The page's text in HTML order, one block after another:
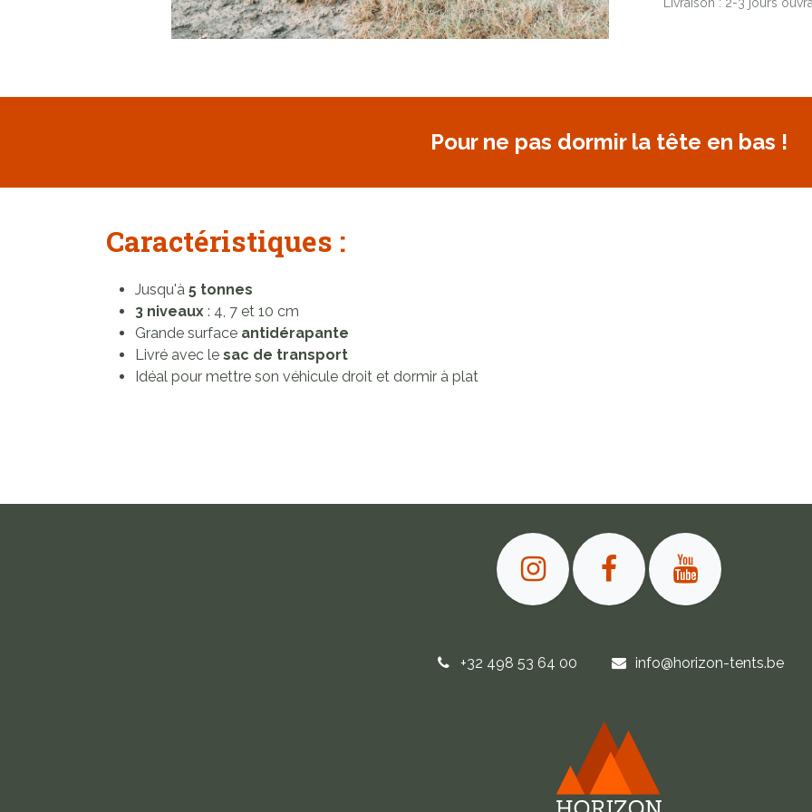
Pour ne pas dormir la tête en bas !
Caractéristiques :
Jusqu'à 5 tonnes
3 niveaux : 4, 7 et 10 cm
Grande surface antidérapante
Livré avec le sac de transport
Idéal pour mettre son véhicule droit et dormir à plat
+32 498 53 64 00 info@horizon-tents.be